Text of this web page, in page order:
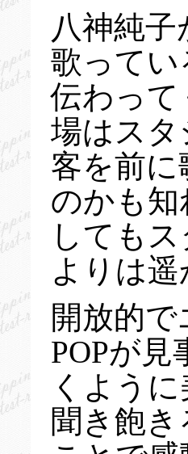
八神純
歌って
伝わっ
場はス
客を前
のかも
しても
よりは
開放的
POPが
くよう
聞き飽